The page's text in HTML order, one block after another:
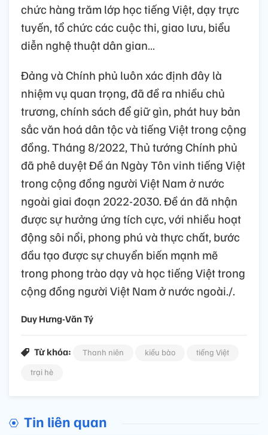
chức hàng trăm lớp học tiếng Việt, dạy trực
tuyến, tổ chức các cuộc thi, giao lưu, biểu
diễn nghệ thuật dân gian…
Đảng và Chính phủ luôn xác định đây là
nhiệm vụ quan trọng, đã đề ra nhiều chủ
trương, chính sách để giữ gìn, phát huy bản
sắc văn hoá dân tộc và tiếng Việt trong cộng
đồng. Tháng 8/2022, Thủ tướng Chính phủ
đã phê duyệt Đề án Ngày Tôn vinh tiếng Việt
trong cộng đồng người Việt Nam ở nước
ngoài giai đoạn 2022-2030. Đề án đã nhận
được sự hưởng ứng tích cực, với nhiều hoạt
động sôi nổi, phong phú và thực chất, bước
đầu tạo được sự chuyển biến mạnh mẽ
trong phong trào dạy và học tiếng Việt trong
cộng đồng người Việt Nam ở nước ngoài./.
Duy Hưng-Văn Tý
Từ khóa: Thanh niên kiều bào
tiếng Việt
trại hè
Tin liên quan